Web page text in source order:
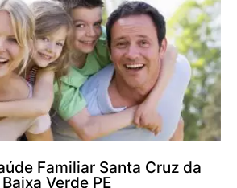
Familiar Santa Cruz da
Baixa Verde PE